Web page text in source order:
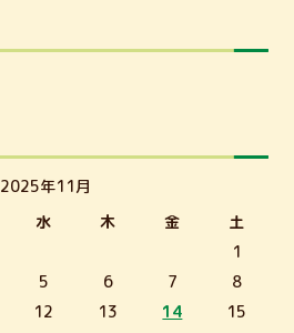
2025年11月
水 木 金
土
1
5 6 7
8
12 13 14
15